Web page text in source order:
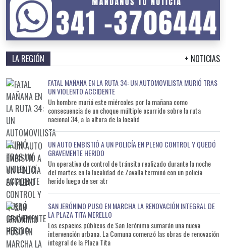
LA REGIÓN + NOTICIAS
FATAL MAÑANA EN LA RUTA 34: UN AUTOMOVILISTA MURIÓ TRAS
UN VIOLENTO ACCIDENTE
Un hombre murió este miércoles por la mañana como
consecuencia de un choque múltiple ocurrido sobre la ruta
nacional 34, a la altura de la localid
UN AUTO EMBISTIÓ A UN POLICÍA EN PLENO CONTROL Y QUEDÓ
GRAVEMENTE HERIDO
Un operativo de control de tránsito realizado durante la noche
del martes en la localidad de Zavalla terminó con un policía
herido luego de ser atr
SAN JERÓNIMO PUSO EN MARCHA LA RENOVACIÓN INTEGRAL DE
LA PLAZA TITA MERELLO
Los espacios públicos de San Jerónimo sumarán una nueva
intervención urbana. La Comuna comenzó las obras de renovación
integral de la Plaza Tita